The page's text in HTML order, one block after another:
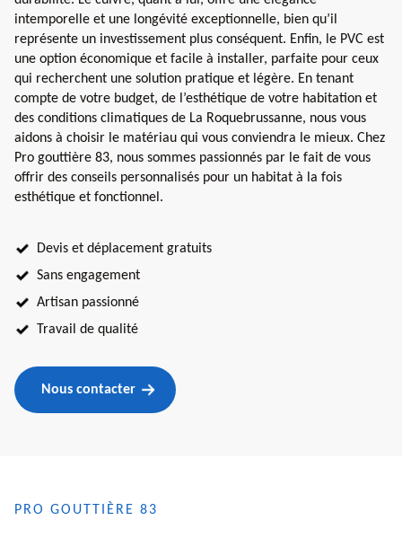
intemporelle et une longévité exceptionnelle, bien qu’il
représente un investissement plus conséquent. Enfin, le PVC est
une option économique et facile à installer, parfaite pour ceux
qui recherchent une solution pratique et légère. En tenant
compte de votre budget, de l’esthétique de votre habitation et
des conditions climatiques de La Roquebrussanne, nous vous
aidons à choisir le matériau qui vous conviendra le mieux. Chez
Pro gouttière 83, nous sommes passionnés par le fait de vous
offrir des conseils personnalisés pour un habitat à la fois
esthétique et fonctionnel.
Devis et déplacement gratuits
Sans engagement
Artisan passionné
Travail de qualité
Nous contacter
PRO GOUTTIÈRE 83